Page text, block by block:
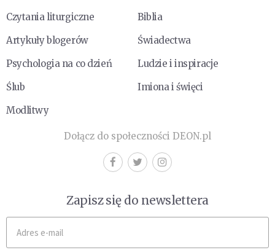
Czytania liturgiczne
Biblia
Artykuły blogerów
Świadectwa
Psychologia na co dzień
Ludzie i inspiracje
Ślub
Imiona i święci
Modlitwy
Dołącz do społeczności DEON.pl
Zapisz się do newslettera